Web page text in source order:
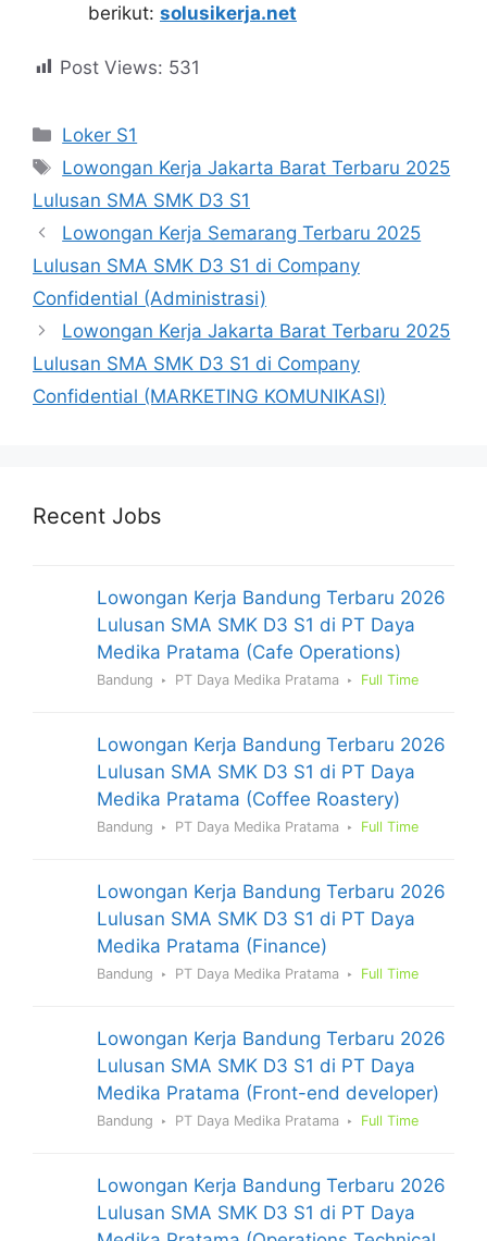
berikut: solusikerja.net
Post Views: 531
Kategori
Loker S1
Tag
Lowongan Kerja Jakarta Barat Terbaru 2025
Lulusan SMA SMK D3 S1
Lowongan Kerja Semarang Terbaru 2025
Lulusan SMA SMK D3 S1 di Company
Confidential (Administrasi)
Lowongan Kerja Jakarta Barat Terbaru 2025
Lulusan SMA SMK D3 S1 di Company
Confidential (MARKETING KOMUNIKASI)
Recent Jobs
Lowongan Kerja Bandung Terbaru 2026
Lulusan SMA SMK D3 S1 di PT Daya
Medika Pratama (Cafe Operations)
Bandung PT Daya Medika Pratama Full Time
Lowongan Kerja Bandung Terbaru 2026
Lulusan SMA SMK D3 S1 di PT Daya
Medika Pratama (Coffee Roastery)
Bandung PT Daya Medika Pratama Full Time
Lowongan Kerja Bandung Terbaru 2026
Lulusan SMA SMK D3 S1 di PT Daya
Medika Pratama (Finance)
Bandung PT Daya Medika Pratama Full Time
Lowongan Kerja Bandung Terbaru 2026
Lulusan SMA SMK D3 S1 di PT Daya
Medika Pratama (Front-end developer)
Bandung PT Daya Medika Pratama Full Time
Lowongan Kerja Bandung Terbaru 2026
Lulusan SMA SMK D3 S1 di PT Daya